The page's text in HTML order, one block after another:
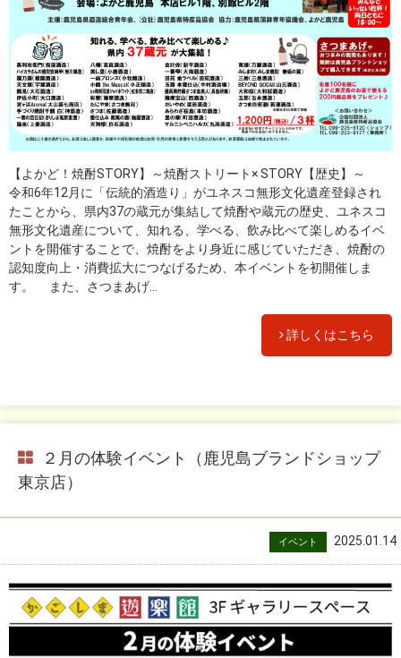
【よかど！焼酎STORY】～焼酎ストリート× STORY【歴史】～
令和6年12月に「伝統的酒造り」がユネスコ無形文化遺産登録され
たことから、県内37の蔵元が集結して焼酎や蔵元の歴史、ユネスコ
無形文化遺産について、知れる、学べる、飲み比べて楽しめるイベ
ントを開催することで、焼酎をより身近に感じていただき、焼酎の
認知度向上・消費拡大につなげるため、本イベントを初開催しま
す。 また、さつまあげ...
詳しくはこちら
２月の体験イベント（鹿児島ブランドショップ
東京店）
イベント 2025.01.14